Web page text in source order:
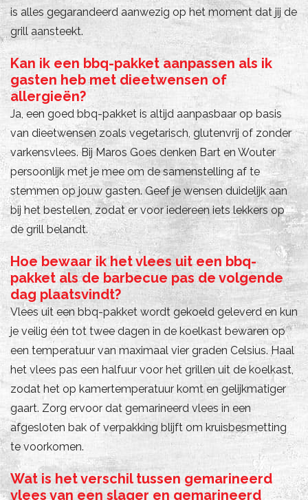
is alles gegarandeerd aanwezig op het moment dat jij de
grill aansteekt.
Kan ik een bbq-pakket aanpassen als ik
gasten heb met dieetwensen of
allergieën?
Ja, een goed bbq-pakket is altijd aanpasbaar op basis
van dieetwensen zoals vegetarisch, glutenvrij of zonder
varkensvlees. Bij Maros Goes denken Bart en Wouter
persoonlijk met je mee om de samenstelling af te
stemmen op jouw gasten. Geef je wensen duidelijk aan
bij het bestellen, zodat er voor iedereen iets lekkers op
de grill belandt.
Hoe bewaar ik het vlees uit een bbq-
pakket als de barbecue pas de volgende
dag plaatsvindt?
Vlees uit een bbq-pakket wordt gekoeld geleverd en kun
je veilig één tot twee dagen in de koelkast bewaren op
een temperatuur van maximaal vier graden Celsius. Haal
het vlees pas een halfuur voor het grillen uit de koelkast,
zodat het op kamertemperatuur komt en gelijkmatiger
gaart. Zorg ervoor dat gemarineerd vlees in een
afgesloten bak of verpakking blijft om kruisbesmetting
te voorkomen.
Wat is het verschil tussen gemarineerd
vlees van een slager en gemarineerd